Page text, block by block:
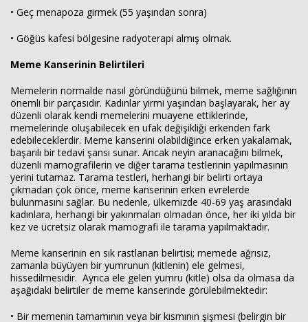
• Geç menapoza girmek (55 yaşından sonra)
• Göğüs kafesi bölgesine radyoterapi almış olmak.
Meme Kanserinin Belirtileri
Memelerin normalde nasıl göründüğünü bilmek, meme sağlığının
önemli bir parçasıdır. Kadınlar yirmi yaşından başlayarak, her ay
düzenli olarak kendi memelerini muayene ettiklerinde,
memelerinde oluşabilecek en ufak değişikliği erkenden fark
edebileceklerdir. Meme kanserini olabildiğince erken yakalamak,
başarılı bir tedavi şansı sunar. Ancak neyin aranacağını bilmek,
düzenli mamografilerin ve diğer tarama testlerinin yapılmasının
yerini tutamaz. Tarama testleri, herhangi bir belirti ortaya
çıkmadan çok önce, meme kanserinin erken evrelerde
bulunmasını sağlar. Bu nedenle, ülkemizde 40-69 yaş arasındaki
kadınlara, herhangi bir yakınmaları olmadan önce, her iki yılda bir
kez ve ücretsiz olarak mamografi ile tarama yapılmaktadır.
Meme kanserinin en sık rastlanan belirtisi; memede ağrısız,
zamanla büyüyen bir yumrunun (kitlenin) ele gelmesi,
hissedilmesidir. Ayrıca ele gelen yumru (kitle) olsa da olmasa da
aşağıdaki belirtiler de meme kanserinde görülebilmektedir:
• Bir memenin tamamının veya bir kısmının şişmesi (belirgin bir